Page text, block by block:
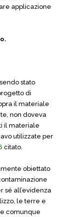
applicazione
stato
di
il materiale
non doveva
il materiale
utilizzate per
citato.
obiettato
sé all’evidenza
le terre e
comunque